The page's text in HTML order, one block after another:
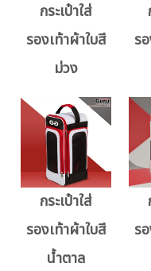
กระเป๋าใส่
รองเท้าผ้าใบสี
ม่วง
ร
กระเป๋าใส่
รองเท้าผ้าใบสี
น้ำตาล
ร